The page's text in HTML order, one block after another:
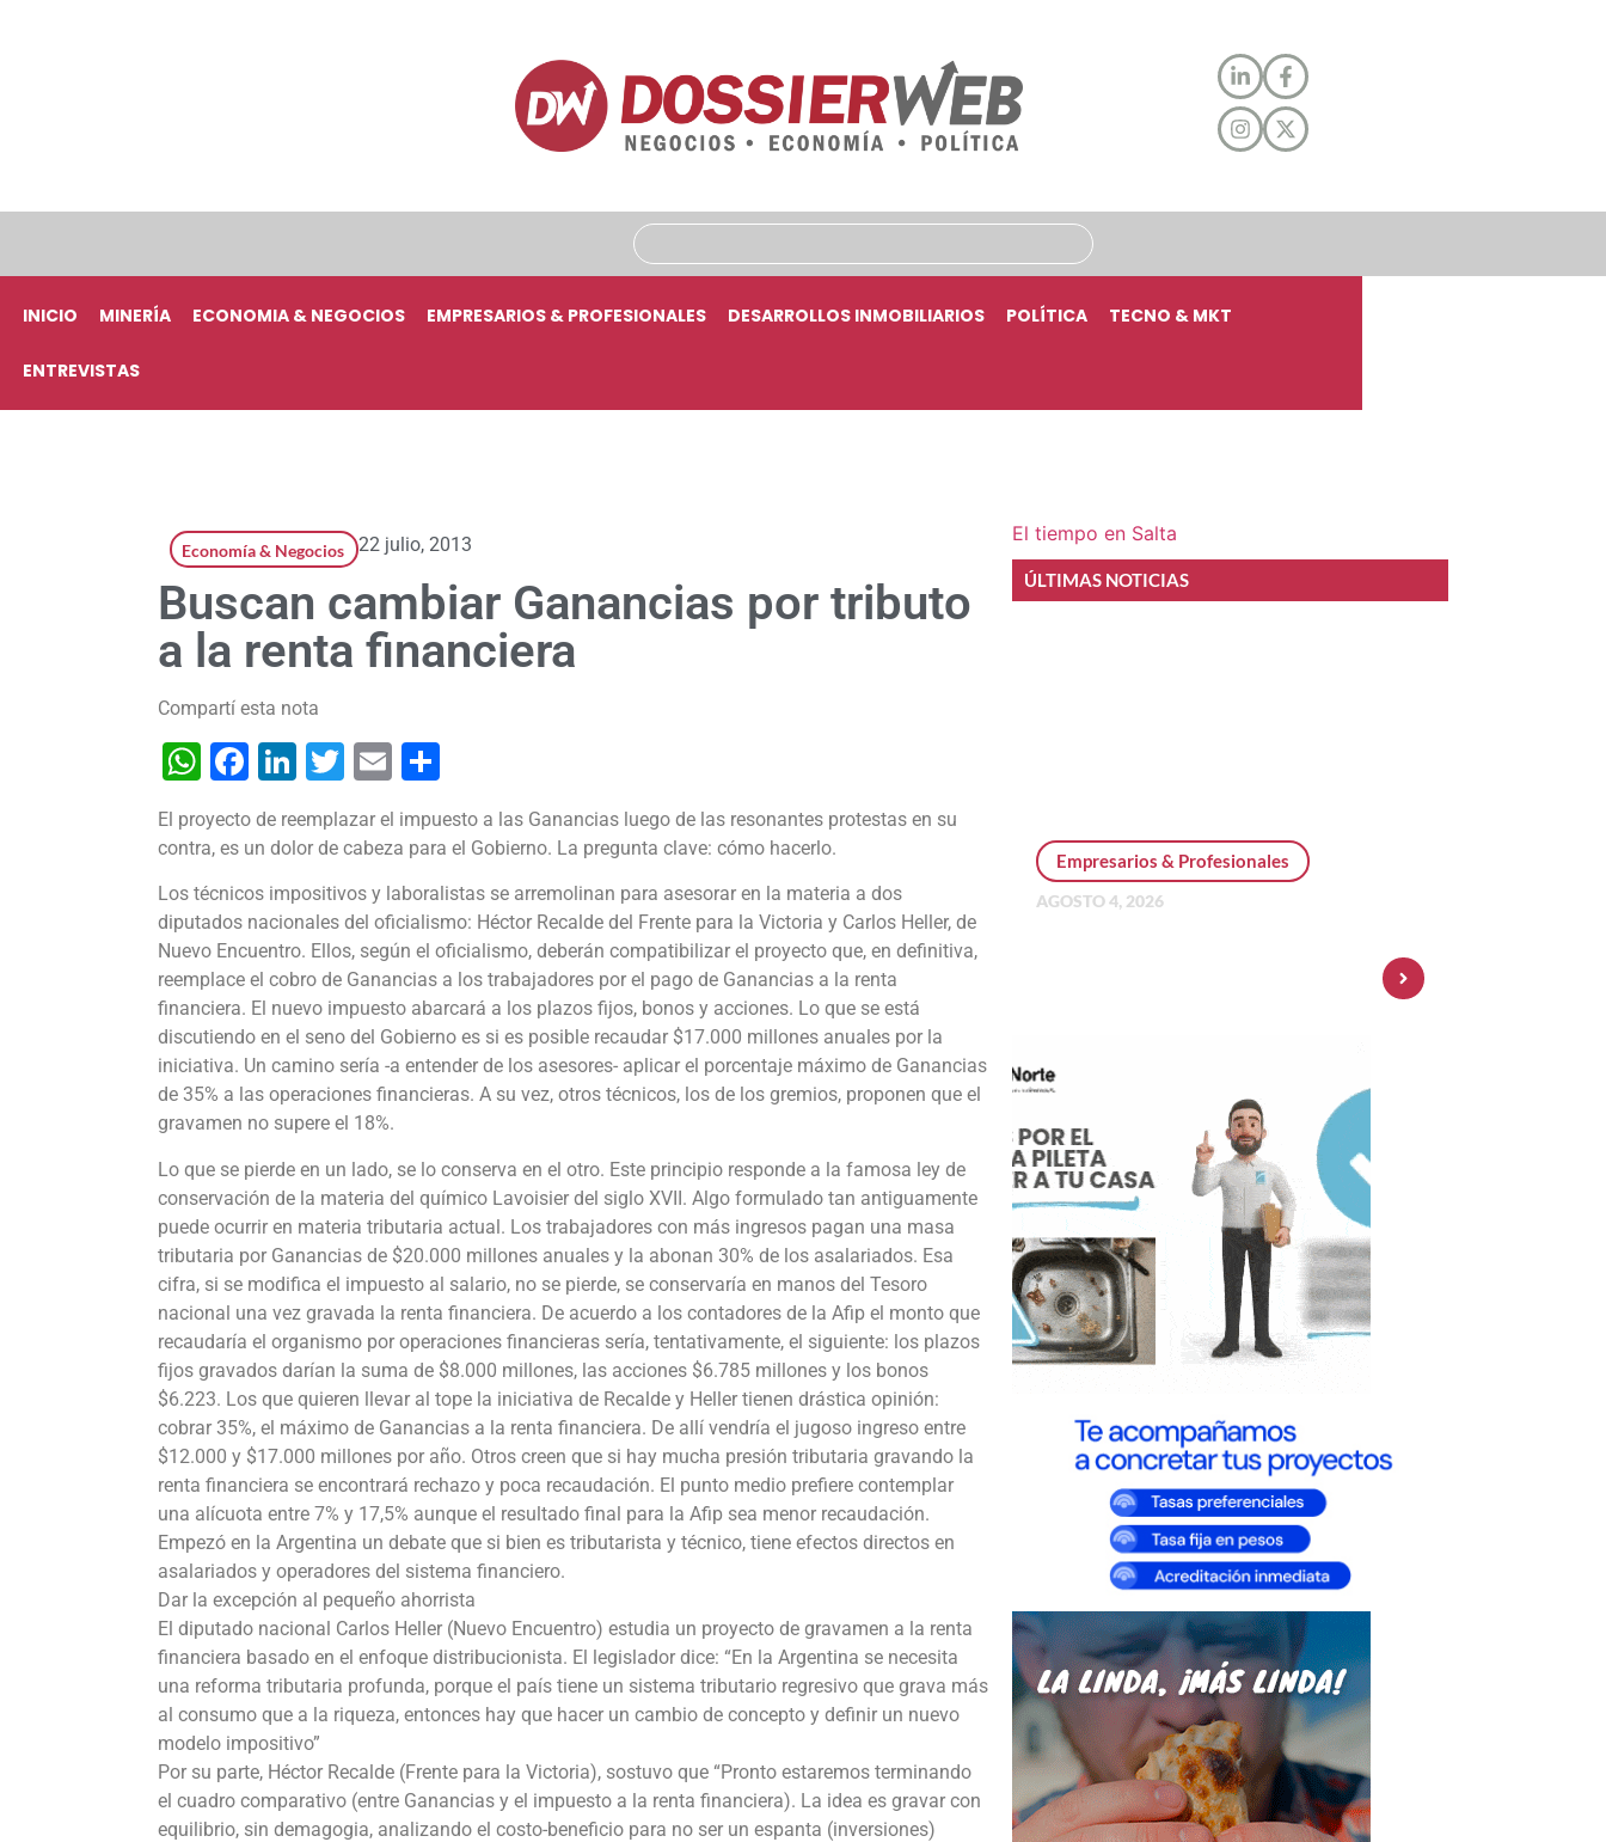
INICIO MINERÍA ECONOMIA & NEGOCIOS EMPRESARIOS & PROFESIONALES DESARROLLOS INMOBILIARIOS POLÍTICA TECNO & MKT
ENTREVISTAS
Economía & Negocios 22 julio, 2013
Buscan cambiar Ganancias por tributo
a la renta financiera
Compartí esta nota
WhatsApp
Facebook
LinkedIn
Twitter
Email
El proyecto de reemplazar el impuesto a las Ganancias luego de las resonantes protestas en su
contra, es un dolor de cabeza para el Gobierno. La pregunta clave: cómo hacerlo.
Los técnicos impositivos y laboralistas se arremolinan para asesorar en la materia a dos
diputados nacionales del oficialismo: Héctor Recalde del Frente para la Victoria y Carlos Heller, de
Nuevo Encuentro. Ellos, según el oficialismo, deberán compatibilizar el proyecto que, en definitiva,
reemplace el cobro de Ganancias a los trabajadores por el pago de Ganancias a la renta
financiera. El nuevo impuesto abarcará a los plazos fijos, bonos y acciones. Lo que se está
discutiendo en el seno del Gobierno es si es posible recaudar $17.000 millones anuales por la
iniciativa. Un camino sería -a entender de los asesores- aplicar el porcentaje máximo de Ganancias
de 35% a las operaciones financieras. A su vez, otros técnicos, los de los gremios, proponen que el
gravamen no supere el 18%.
Lo que se pierde en un lado, se lo conserva en el otro. Este principio responde a la famosa ley de
conservación de la materia del químico Lavoisier del siglo XVII. Algo formulado tan antiguamente
puede ocurrir en materia tributaria actual. Los trabajadores con más ingresos pagan una masa
tributaria por Ganancias de $20.000 millones anuales y la abonan 30% de los asalariados. Esa
cifra, si se modifica el impuesto al salario, no se pierde, se conservaría en manos del Tesoro
nacional una vez gravada la renta financiera. De acuerdo a los contadores de la Afip el monto que
recaudaría el organismo por operaciones financieras sería, tentativamente, el siguiente: los plazos
fijos gravados darían la suma de $8.000 millones, las acciones $6.785 millones y los bonos
$6.223. Los que quieren llevar al tope la iniciativa de Recalde y Heller tienen drástica opinión:
cobrar 35%, el máximo de Ganancias a la renta financiera. De allí vendría el jugoso ingreso entre
$12.000 y $17.000 millones por año. Otros creen que si hay mucha presión tributaria gravando la
renta financiera se encontrará rechazo y poca recaudación. El punto medio prefiere contemplar
una alícuota entre 7% y 17,5% aunque el resultado final para la Afip sea menor recaudación.
Empezó en la Argentina un debate que si bien es tributarista y técnico, tiene efectos directos en
asalariados y operadores del sistema financiero.
Dar la excepción al pequeño ahorrista
El diputado nacional Carlos Heller (Nuevo Encuentro) estudia un proyecto de gravamen a la renta
financiera basado en el enfoque distribucionista. El legislador dice: “En la Argentina se necesita
una reforma tributaria profunda, porque el país tiene un sistema tributario regresivo que grava más
al consumo que a la riqueza, entonces hay que hacer un cambio de concepto y definir un nuevo
modelo impositivo”
Por su parte, Héctor Recalde (Frente para la Victoria), sostuvo que “Pronto estaremos terminando
el cuadro comparativo (entre Ganancias y el impuesto a la renta financiera). La idea es gravar con
equilibrio, sin demagogia, analizando el costo-beneficio para no ser un espanta (inversiones)
El tiempo en Salta
ÚLTIMAS NOTICIAS
Empresarios & Profesionales
AGOSTO 4, 2026